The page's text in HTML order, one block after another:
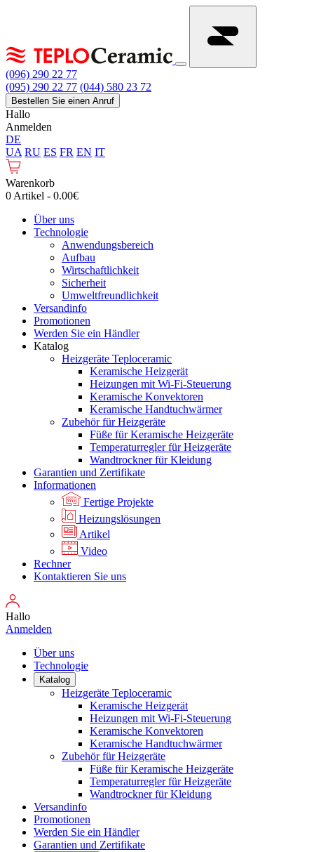
(096) 290 22 77
(095) 290 22 77 (044) 580 23 72
Bestellen Sie einen Anruf
Hallo
Anmelden
DE
UA RU ES FR EN IT
Warenkorb
0 Artikel - 0.00€
Über uns
Technologie
Anwendungsbereich
Aufbau
Wirtschaftlichkeit
Sicherheit
Umweltfreundlichkeit
Versandinfo
Promotionen
Werden Sie ein Händler
Katalog
Heizgeräte Teploceramic
Keramische Heizgerät
Heizungen mit Wi-Fi-Steuerung
Keramische Konvektoren
Keramische Handtuchwärmer
Zubehör für Heizgeräte
Füße für Keramische Heizgeräte
Temperaturregler für Heizgeräte
Wandtrockner für Kleidung
Garantien und Zertifikate
Informationen
Fertige Projekte
Heizungslösungen
Artikel
Video
Rechner
Kontaktieren Sie uns
Hallo
Anmelden
Über uns
Technologie
Katalog
Heizgeräte Teploceramic
Keramische Heizgerät
Heizungen mit Wi-Fi-Steuerung
Keramische Konvektoren
Keramische Handtuchwärmer
Zubehör für Heizgeräte
Füße für Keramische Heizgeräte
Temperaturregler für Heizgeräte
Wandtrockner für Kleidung
Versandinfo
Promotionen
Werden Sie ein Händler
Garantien und Zertifikate